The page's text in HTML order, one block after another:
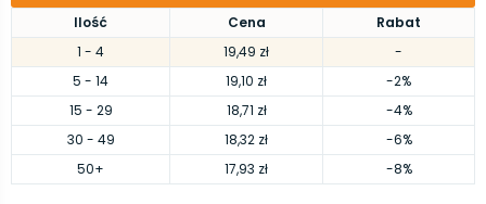
Ilość Cena
Rabat
1 - 4 19,49 zł
-
5 - 14 19,10 zł
-2%
15 - 29 18,71 zł
-4%
30 - 49 18,32 zł
-6%
50+ 17,93 zł -8%